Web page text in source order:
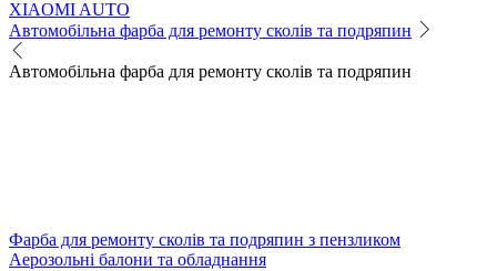
XIAOMI AUTO
Автомобільна фарба для ремонту сколів та подряпин
Автомобільна фарба для ремонту сколів та подряпин
Фарба для ремонту сколів та подряпин з пензликом
Аерозольні балони та обладнання